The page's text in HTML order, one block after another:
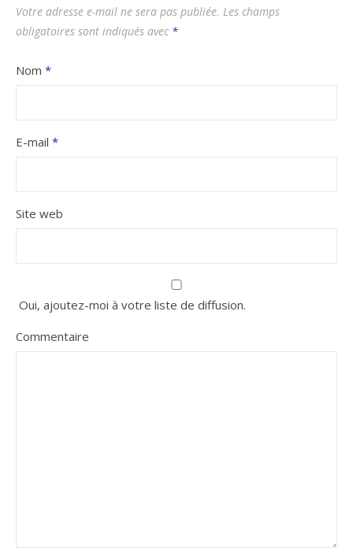
Votre adresse e-mail ne sera pas publiée. Les champs
obligatoires sont indiqués avec *
Nom *
E-mail *
Site web
Oui, ajoutez-moi à votre liste de diffusion.
Commentaire